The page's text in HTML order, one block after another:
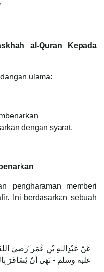
al-Quran Kepada
ulama:
dengan syarat.
pengharaman memberi
Ini berdasarkan sebuah
عَنْ عَبْدِاللهِ بْنِ عُمَر َرَضيَ
عليه وسلم - نَهَى أنْ يُسَافَرَ